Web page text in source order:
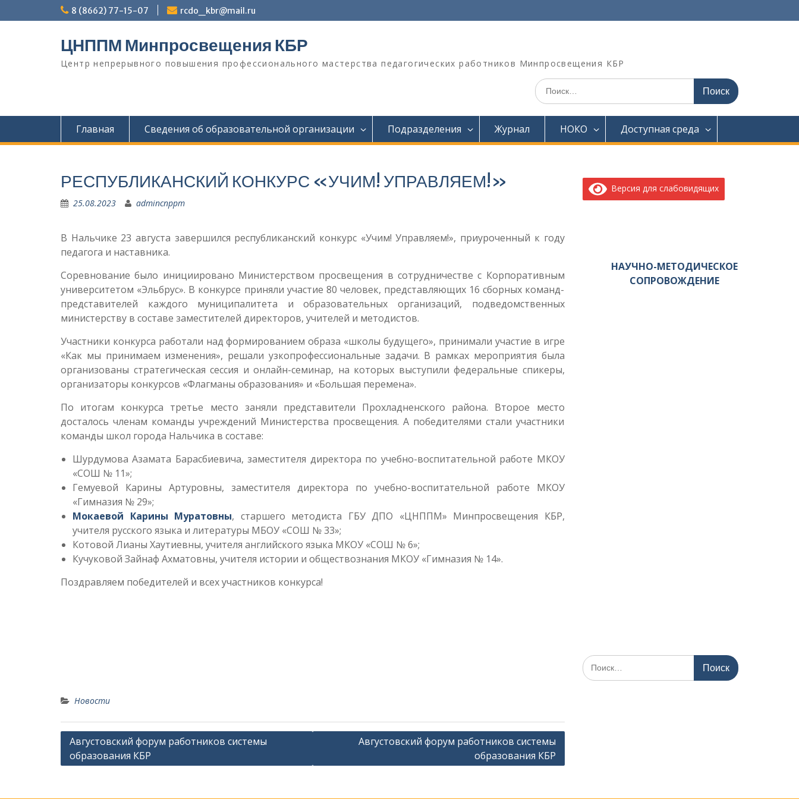
к
8 (8662) 77-15-07 rcdo_kbr@mail.ru
ЦНППМ Минпросвещения КБР
Центр непрерывного повышения профессионального мастерства педагогических работников Минпросвещения КБР
Искать:
Главная Сведения об образовательной организации Подразделения Журнал НОКО Доступная среда
РЕСПУБЛИКАНСКИЙ КОНКУРС «УЧИМ! УПРАВЛЯЕМ!»
25.08.2023 admincnppm
В Нальчике 23 августа завершился республиканский конкурс «Учим! Управляем!», приуроченный к году
педагога и наставника.
Соревнование было инициировано Министерством просвещения в сотрудничестве с Корпоративным
университетом «Эльбрус». В конкурсе приняли участие 80 человек, представляющих 16 сборных команд-
представителей каждого муниципалитета и образовательных организаций, подведомственных
министерству в составе заместителей директоров, учителей и методистов.
Участники конкурса работали над формированием образа «школы будущего», принимали участие в игре
«Как мы принимаем изменения», решали узкопрофессиональные задачи. В рамках мероприятия была
организованы стратегическая сессия и онлайн-семинар, на которых выступили федеральные спикеры,
организаторы конкурсов «Флагманы образования» и «Большая перемена».
По итогам конкурса третье место заняли представители Прохладненского района. Второе место
досталось членам команды учреждений Министерства просвещения. А победителями стали участники
команды школ города Нальчика в составе:
Шурдумова Азамата Барасбиевича, заместителя директора по учебно-воспитательной работе МКОУ
«СОШ № 11»;
Гемуевой Карины Артуровны, заместителя директора по учебно-воспитательной работе МКОУ
«Гимназия № 29»;
Мокаевой Карины Муратовны, старшего методиста ГБУ ДПО «ЦНППМ» Минпросвещения КБР,
учителя русского языка и литературы МБОУ «СОШ № 33»;
Котовой Лианы Хаутиевны, учителя английского языка МКОУ «СОШ № 6»;
Кучуковой Зайнаф Ахматовны, учителя истории и обществознания МКОУ «Гимназия № 14».
Поздравляем победителей и всех участников конкурса!
Новости
Навигация
по
Августовский форум работников системы
образования КБР
Августовский форум работников системы
образования КБР
Версия для слабовидящих
НАУЧНО-МЕТОДИЧЕСКОЕ
СОПРОВОЖДЕНИЕ
Искать: